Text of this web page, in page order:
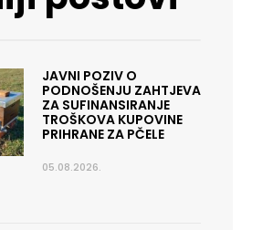
JAVNI POZIV O
PODNOŠENJU ZAHTJEVA
ZA SUFINANSIRANJE
TROŠKOVA KUPOVINE
PRIHRANE ZA PČELE
05.08.2026.